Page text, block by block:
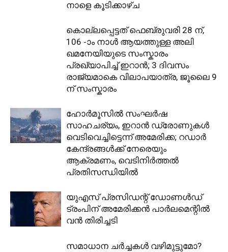
നാളെ കൂടിക്കാഴ്ച
കൊല്ലപ്പെട്ടത് ഫെബ്രുവരി 28 ന്,
106 -ാം നാൾ ആയത്തുള്ള അലി
ഖമനേയിയുടെ സംസ്കാരം
പ്രഖ്യാപിച്ച് ഇറാൻ; 3 ദിവസം
രാജ്യമാകെ വിലാപയാത്ര, ജൂലൈ 9
ന് സംസ്കാരം
ഹോർമൂസിൽ സംഘർഷ
സാഹചര്യം, ഇറാൻ ഡ്രോണുകൾ
വെടിവെച്ചിട്ടെന്ന് അമേരിക്ക; റഡാർ
കേന്ദ്രങ്ങൾക്ക് നേരെയും
ആക്രമണം, വെടിനിർത്തൽ
പ്രതിസന്ധിയിൽ
യുഎസ് പ്രസിഡന്റ് ഡോണള്‍ഡ്
ട്രംപിന് അമേരിക്കന്‍ പാര്‍ലമെന്റില്‍
വന്‍ തിരിച്ചടി
സമാധാന ചർച്ചകൾ വഴിമുട്ടുമോ?